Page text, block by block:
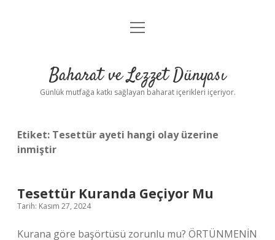
Anasayfa
Yasal Uyarı
menüyü
Baharat ve Lezzet Dünyası
Günlük mutfağa katkı sağlayan baharat içerikleri içeriyor.
Etiket: Tesettür ayeti hangi olay üzerine
inmiştir
Tesettür Kuranda Geçiyor Mu
Tarih: Kasım 27, 2024
Kurana göre başörtüsü zorunlu mu? ÖRTÜNMENİN